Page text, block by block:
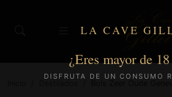
LA CAVE
¿Eres mayor de
DISFRUTA DE UN CONSUMO